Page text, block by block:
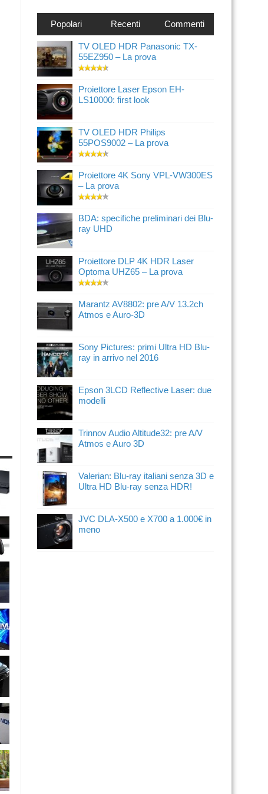
Popolari Recenti Commenti
TV OLED HDR Panasonic TX-
55EZ950 – La prova
Proiettore Laser Epson EH-
LS10000: first look
TV OLED HDR Philips
55POS9002 – La prova
Proiettore 4K Sony VPL-VW300ES
– La prova
BDA: specifiche preliminari dei Blu-
ray UHD
Proiettore DLP 4K HDR Laser
Optoma UHZ65 – La prova
Marantz AV8802: pre A/V 13.2ch
Atmos e Auro-3D
Sony Pictures: primi Ultra HD Blu-
ray in arrivo nel 2016
Epson 3LCD Reflective Laser: due
modelli
Trinnov Audio Altitude32: pre A/V
Atmos e Auro 3D
Valerian: Blu-ray italiani senza 3D e
Ultra HD Blu-ray senza HDR!
JVC DLA-X500 e X700 a 1.000€ in
meno